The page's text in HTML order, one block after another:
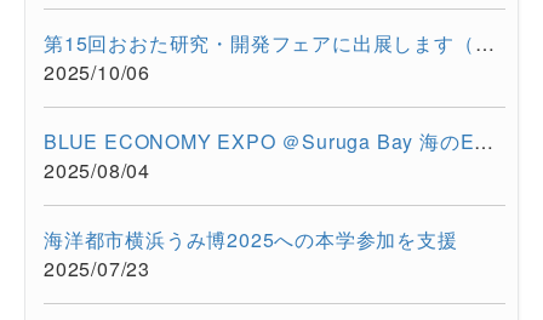
第15回おおた研究・開発フェアに出展します（2025/10/30-10/31）
2025/10/06
BLUE ECONOMY EXPO ＠Suruga Bay 海のEXPO（2025/7/28-7/29）に超...
2025/08/04
海洋都市横浜うみ博2025への本学参加を支援
2025/07/23